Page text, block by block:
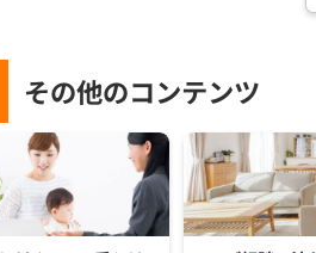
その他のコンテンツ